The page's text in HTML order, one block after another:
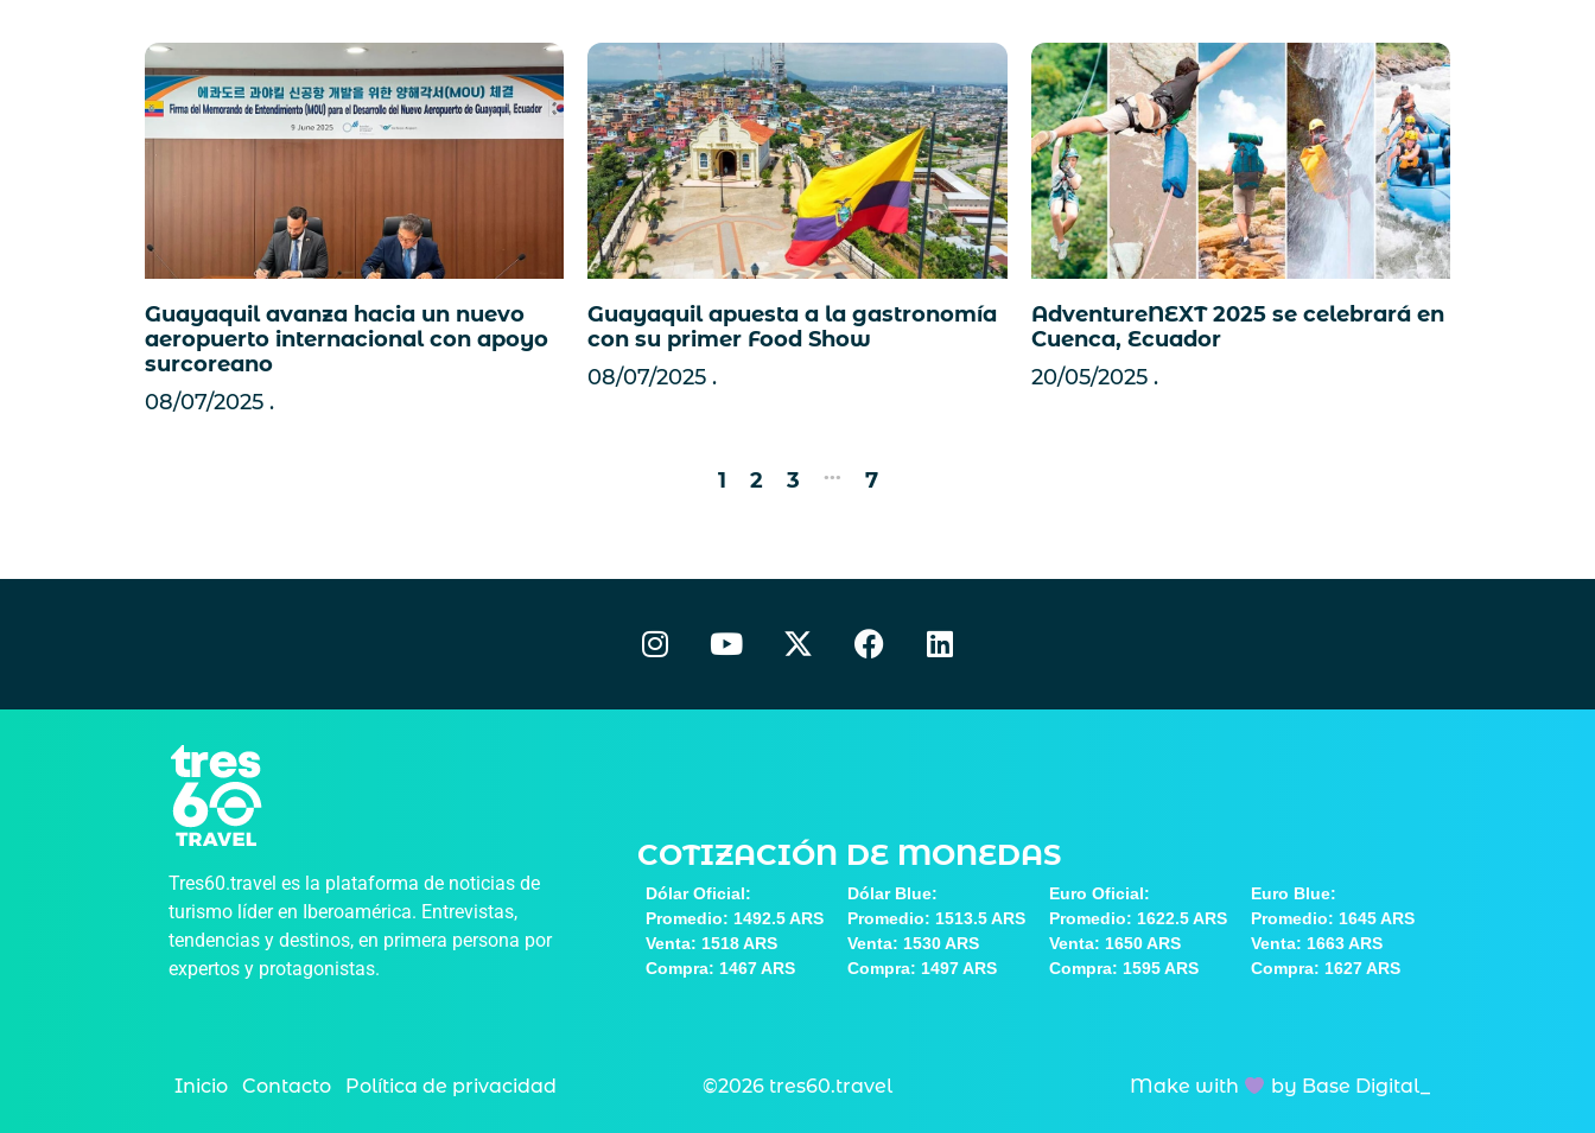
Guayaquil avanza hacia un nuevo
aeropuerto internacional con apoyo
surcoreano
08/07/2025
Guayaquil apuesta a la gastronomía
con su primer Food Show
08/07/2025
AdventureNEXT 2025 se celebrará en
Cuenca, Ecuador
20/05/2025
1 2 3 ... 7
Tres60.travel es la plataforma de noticias de
turismo líder en Iberoamérica. Entrevistas,
tendencias y destinos, en primera persona por
expertos y protagonistas.
COTIZACIÓN DE MONEDAS
Dólar Oficial:
Promedio: 1492.5 ARS
Venta: 1518 ARS
Compra: 1467 ARS
Dólar Blue:
Promedio: 1513.5 ARS
Venta: 1530 ARS
Compra: 1497 ARS
Euro Oficial:
Promedio: 1622.5 ARS
Venta: 1650 ARS
Compra: 1595 ARS
Euro Blue:
Promedio: 1645 ARS
Venta: 1663 ARS
Compra: 1627 ARS
Inicio Contacto Política de privacidad ©2026 tres60.travel Make with by Base Digital_